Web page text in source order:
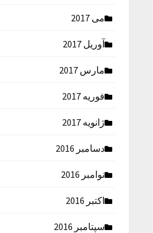
می 2017
آوریل 2017
مارس 2017
فوریه 2017
ژانویه 2017
دسامبر 2016
نوامبر 2016
اکتبر 2016
سپتامبر 2016